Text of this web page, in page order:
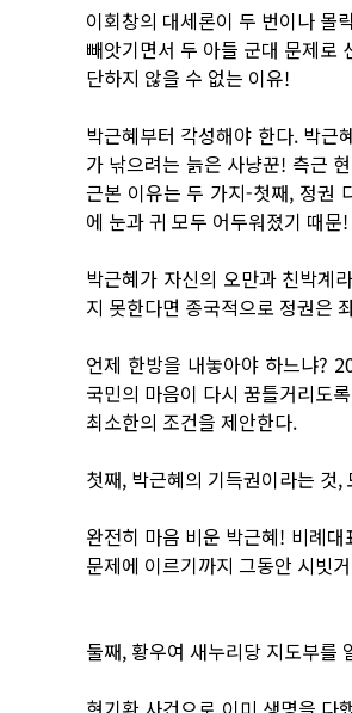
이회창의 대세론이 두 번이나 몰
빼앗기면서 두 아들 군대 문제로
단하지 않을 수 없는 이유!
박근혜부터 각성해야 한다. 박근
가 낚으려는 늙은 사냥꾼! 측근
근본 이유는 두 가지-첫째, 정권
에 눈과 귀 모두 어두워졌기 때문!
박근혜가 자신의 오만과 친박계
지 못한다면 종국적으로 정권은
언제 한방을 내놓아야 하느냐?
국민의 마음이 다시 꿈틀거리도
최소한의 조건을 제안한다.
첫째, 박근혜의 기득권이라는 것,
완전히 마음 비운 박근혜! 비례
문제에 이르기까지 그동안 시빗
둘째, 황우여 새누리당 지도부를